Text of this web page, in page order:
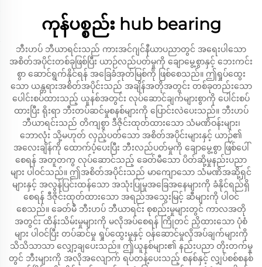
ကုန်ပစ္စည်း hub bearing
ဘီးဟပ် ဘီယာရင်းသည် ကားအင်ဂျင်နီယာပညာတွင် အရေးပါသော
အစိတ်အပိုင်းတစ်ခုဖြစ်ပြီး ယာဉ်လည်ပတ်မှုကို ချောမွေ့စွာနှင့် ဘေးကင်း
စွာ ဆောင်ရွက်နိုင်ရန် အခြေခံအုတ်မြစ်ကို ဖြစ်စေသည်။ ဤရှုပ်ထွေး
သော ယန္တရားအစိတ်အပိုင်းသည် အချိန်အတိုအတွင်း တစ်ခုတည်းသော
ပေါင်းစပ်ထားသည့် ယူနစ်အတွင်း လုပ်ဆောင်ချက်များစွာကို ပေါင်းစပ်
ထားပြီး ရိုးရာ ဘီးတပ်ဆင်မှုစနစ်များကို ပြောင်းလဲပေးသည်။ ဘီးဟပ်
ဘီယာရင်းသည် တိကျစွာ ဒီဇိုင်းထုတ်ထားသော သံမဏိဝန်းများ၊
ဘောလုံး သို့မဟုတ် လှည့်ပတ်သော အစိတ်အပိုင်းများနှင့် ယာဉ်၏
အလေးချိန်ကို ထောက်ပံ့ပေးပြီး ဘီးလည်ပတ်မှုကို ချောမွေ့စွာ ဖြစ်ပေါ်
စေရန် အတူတကွ လုပ်ဆောင်သည့် ခေတ်မီသော ပိတ်ဆို့မှုနည်းပညာ
များ ပါဝင်သည်။ ဤအစိတ်အပိုင်းသည် မာကျောသော သံမဏိအဆို့ရှင်
များနှင့် အလွန်ပြင်းထန်သော အသုံးပြုမှုအခြေအနေများကို ခံနိုင်ရည်ရှိ
စေရန် ဒီဇိုင်းထုတ်ထားသော အရည်အသွေးမြင့် ဆီများကို ပါဝင်
စေသည်။ ခေတ်မီ ဘီးဟပ် ဘီယာရင်း စုစည်းမှုများတွင် ကာလအတို
အတွင်း ထိန်းသိမ်းမှုများကို မလိုအပ်စေရန် ကြိုတင် ညှိထားသော ပုံစံ
များ ပါဝင်ပြီး တပ်ဆင်မှု ရှုပ်ထွေးမှုနှင့် ဝန်ဆောင်မှုလိုအပ်ချက်များကို
သိသိသာသာ လျှော့ချပေးသည်။ ဤယူနစ်များ၏ နည်းပညာ တိုးတက်မှု
တွင် ဘီးများကို အလိုအလျောက် ရပ်တန့်ပေးသည့် စနစ်နှင့် လျှပ်စစ်စနစ်